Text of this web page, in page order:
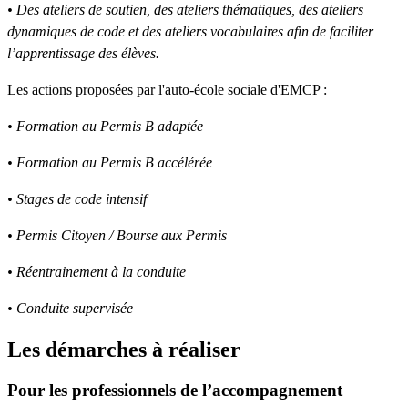
• Des ateliers de soutien, des ateliers thématiques, des ateliers
dynamiques de code et des ateliers vocabulaires afin de faciliter
l’apprentissage des élèves.
Les actions proposées par l'auto-école sociale d'EMCP :
• Formation au Permis B adaptée
• Formation au Permis B accélérée
• Stages de code intensif
• Permis Citoyen / Bourse aux Permis
• Réentrainement à la conduite
• Conduite supervisée
Les démarches à réaliser
Pour les professionnels de l’accompagnement